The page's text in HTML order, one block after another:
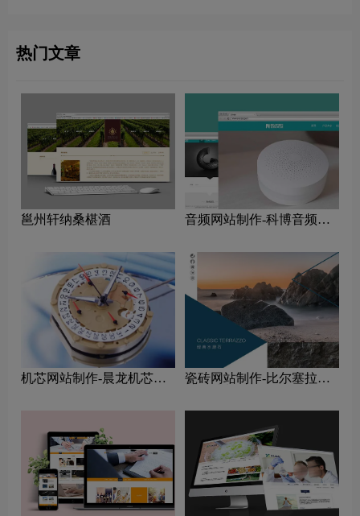
热门文章
邕州轩纳桑椹酒
音频网站制作-科博音频系
机芯网站制作-晨龙机芯网
瓷砖网站制作-比尔塞拉瓷